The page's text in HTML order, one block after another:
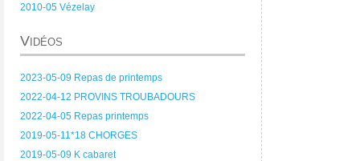
2010-05 Vézelay
Vidéos
2023-05-09 Repas de printemps
2022-04-12 PROVINS TROUBADOURS
2022-04-05 Repas printemps
2019-05-11*18 CHORGES
2019-05-09 K cabaret